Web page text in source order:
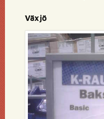
Växjö